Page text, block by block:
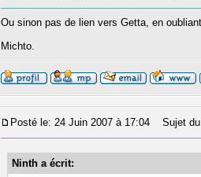
Ou sinon pas de lien vers Getta, en
Michto.
Posté le: 24 Juin 2007 à 17:04 Sujet
Ninth a écrit: